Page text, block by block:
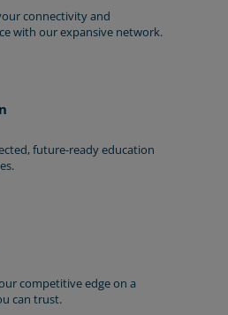
connectivity and
with our expansive network.
future-ready education
competitive edge on a
can trust.